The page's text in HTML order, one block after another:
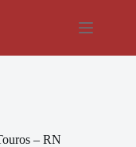
– RN